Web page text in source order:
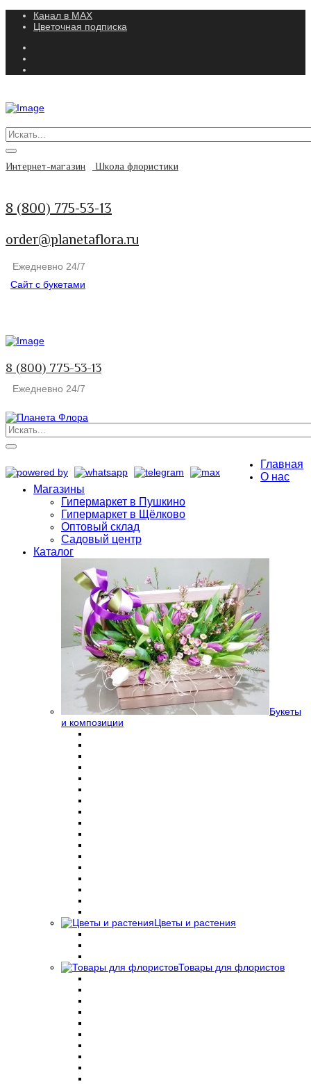
Канал в MAX
Цветочная подписка
Интернет-магазин Школа флористики
8 (800) 775-53-13
order@planetaflora.ru
Ежедневно 24/7
Сайт с букетами
8 (800) 775-53-13
Ежедневно 24/7
Главная
О нас
Магазины
Гипермаркет в Пушкино
Гипермаркет в Щёлково
Оптовый склад
Садовый центр
Каталог
Букеты
и композиции
Цветы и растения
Товары для флористов